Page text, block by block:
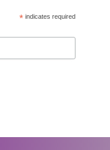
*indicates required